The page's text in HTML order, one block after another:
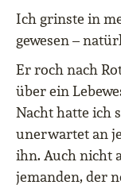
Ich grinste in
gewesen –
Er roch nach
über ein
Nacht hatte ich
unerwartet an
ihn. Auch nicht
jemanden, der